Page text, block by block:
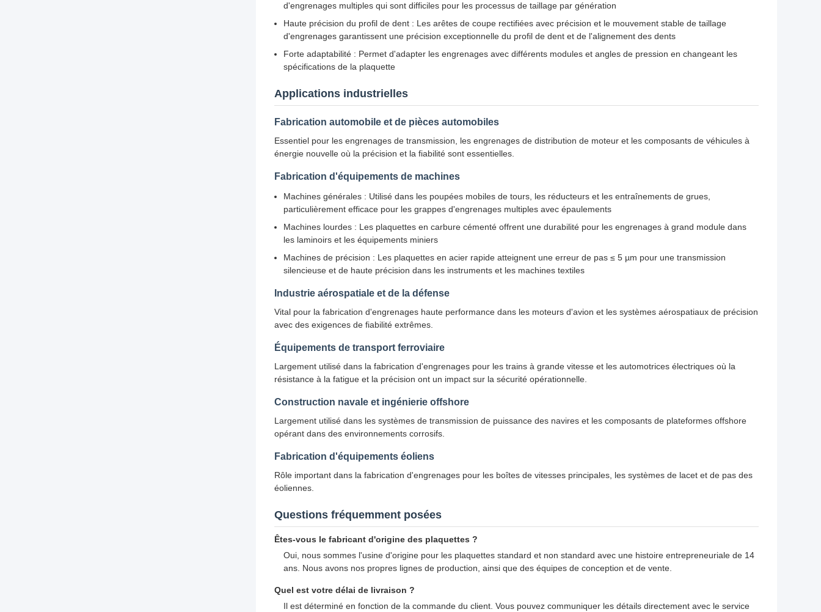
d'engrenages multiples qui sont difficiles pour les processus de taillage par génération
Haute précision du profil de dent : Les arêtes de coupe rectifiées avec précision et le mouvement stable de taillage
d'engrenages garantissent une précision exceptionnelle du profil de dent et de l'alignement des dents
Forte adaptabilité : Permet d'adapter les engrenages avec différents modules et angles de pression en changeant les
spécifications de la plaquette
Applications industrielles
Fabrication automobile et de pièces automobiles
Essentiel pour les engrenages de transmission, les engrenages de distribution de moteur et les composants de véhicules à
énergie nouvelle où la précision et la fiabilité sont essentielles.
Fabrication d'équipements de machines
Machines générales : Utilisé dans les poupées mobiles de tours, les réducteurs et les entraînements de grues,
particulièrement efficace pour les grappes d'engrenages multiples avec épaulements
Machines lourdes : Les plaquettes en carbure cémenté offrent une durabilité pour les engrenages à grand module dans
les laminoirs et les équipements miniers
Machines de précision : Les plaquettes en acier rapide atteignent une erreur de pas ≤ 5 µm pour une transmission
silencieuse et de haute précision dans les instruments et les machines textiles
Industrie aérospatiale et de la défense
Vital pour la fabrication d'engrenages haute performance dans les moteurs d'avion et les systèmes aérospatiaux de précision
avec des exigences de fiabilité extrêmes.
Équipements de transport ferroviaire
Largement utilisé dans la fabrication d'engrenages pour les trains à grande vitesse et les automotrices électriques où la
résistance à la fatigue et la précision ont un impact sur la sécurité opérationnelle.
Construction navale et ingénierie offshore
Largement utilisé dans les systèmes de transmission de puissance des navires et les composants de plateformes offshore
opérant dans des environnements corrosifs.
Fabrication d'équipements éoliens
Rôle important dans la fabrication d'engrenages pour les boîtes de vitesses principales, les systèmes de lacet et de pas des
éoliennes.
Questions fréquemment posées
Êtes-vous le fabricant d'origine des plaquettes ?
Oui, nous sommes l'usine d'origine pour les plaquettes standard et non standard avec une histoire entrepreneuriale de 14
ans. Nous avons nos propres lignes de production, ainsi que des équipes de conception et de vente.
Quel est votre délai de livraison ?
Il est déterminé en fonction de la commande du client. Vous pouvez communiquer les détails directement avec le service